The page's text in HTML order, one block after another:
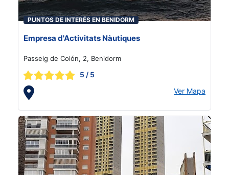
PUNTOS DE INTERÉS EN BENIDORM
Empresa d'Activitats Nàutiques
Passeig de Colón, 2, Benidorm
5 / 5
Ver Mapa